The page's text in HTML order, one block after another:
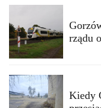
rządu
Kiedy